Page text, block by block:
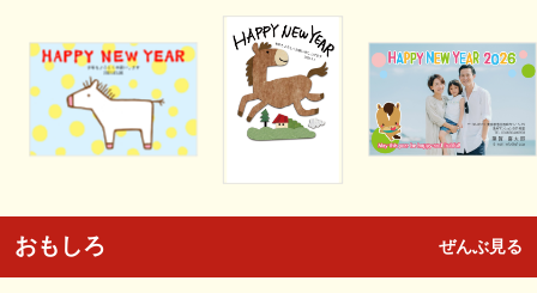
おもしろ ぜんぶ見る